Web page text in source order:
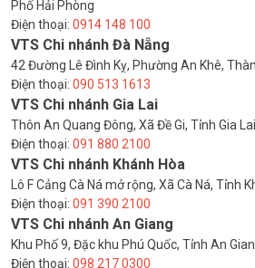
Phố Hải Phòng
Điện thoại: 0914 148 100
VTS Chi nhánh Đà Nẵng
42 Đường Lê Đình Kỵ, Phường An Khê,
Điện thoại: 090 513 1613
VTS Chi nhánh Gia Lai
Thôn An Quang Đông, Xã Đề Gi, Tỉnh Gia Lai
Điện thoại: 091 880 2100
VTS Chi nhánh Khánh Hòa
Lô F Cảng Cà Ná mở rộng, Xã Cà Ná, Tỉnh
Điện thoại: 091 390 2100
VTS Chi nhánh An Giang
Khu Phố 9, Đặc khu Phú Quốc, Tỉnh An
Điện thoại: 098 217 0300